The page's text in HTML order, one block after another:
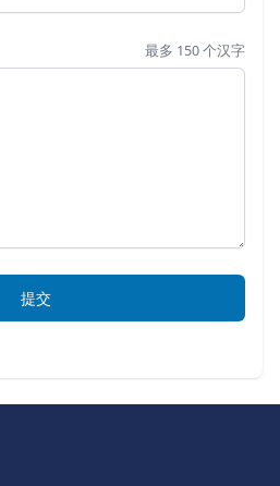
最多 150 个汉字
提交
Optics Co.,